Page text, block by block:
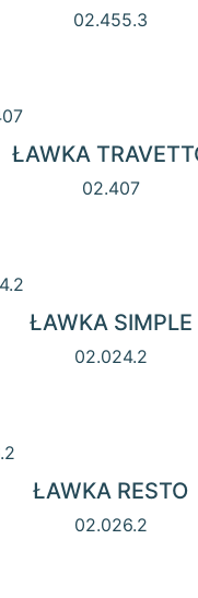
02.455.3
ŁAWKA
02.407
ŁAWKA SIMPLE
02.024.2
ŁAWKA RESTO
02.026.2